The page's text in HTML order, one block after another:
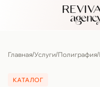
Главная/Услуги/Полиграфия/
КАТАЛОГ